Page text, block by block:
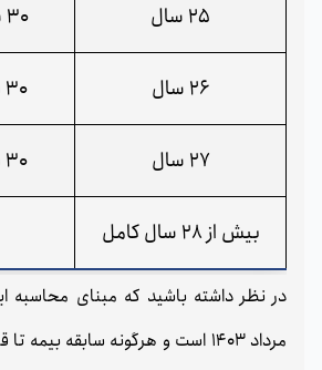
25 سال 30 سال و 10 ماه
26 سال 30 سال و 8 ماه
27 سال 30 سال و 6 ماه
بیش از 28 سال کامل
مرداد 1403 است و هرگونه سابقه